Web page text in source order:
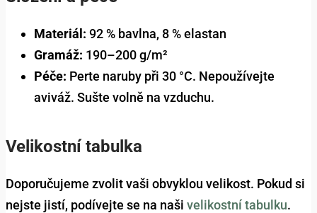
Materiál: 92 % bavlna, 8 % elastan
Gramáž: 190–200 g/m²
Péče: Perte naruby při 30 °C. Nepoužívejte
aviváž. Sušte volně na vzduchu.
Velikostní tabulka
Doporučujeme zvolit vaši obvyklou velikost. Pokud si
nejste jistí, podívejte se na naši velikostní tabulku.